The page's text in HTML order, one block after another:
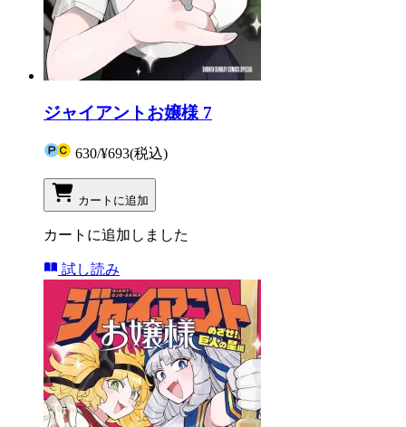
ジャイアントお嬢様 7
630/¥693(税込)
カートに追加
カートに追加しました
試し読み